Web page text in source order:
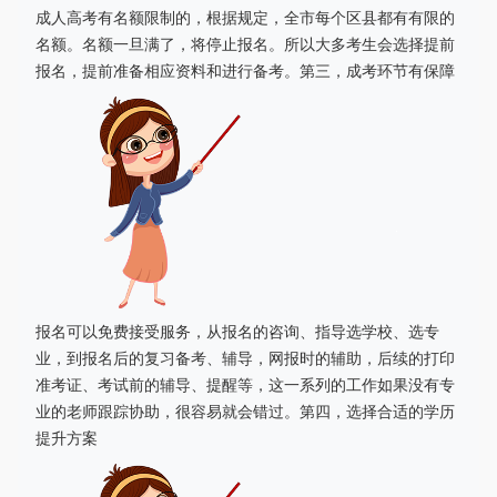
成人高考有名额限制的，根据规定，全市每个区县都有有限的
名额。名额一旦满了，将停止报名。所以大多考生会选择提前
报名，提前准备相应资料和进行备考。第三，成考环节有保障
报名可以免费接受服务，从报名的咨询、指导选学校、选专
业，到报名后的复习备考、辅导，网报时的辅助，后续的打印
准考证、考试前的辅导、提醒等，这一系列的工作如果没有专
业的老师跟踪协助，很容易就会错过。第四，选择合适的学历
提升方案